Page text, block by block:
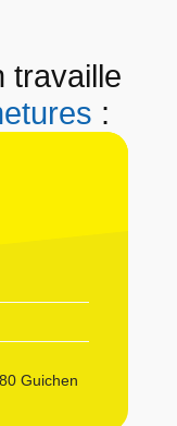
travaille
:
Guichen